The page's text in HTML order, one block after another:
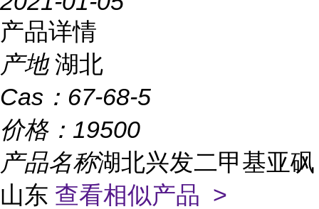
产品详情
产地 湖北
Cas： 67-68-5
价格： 19500
产品名称湖北兴发二甲基亚砜
山东 查看相似产品 >